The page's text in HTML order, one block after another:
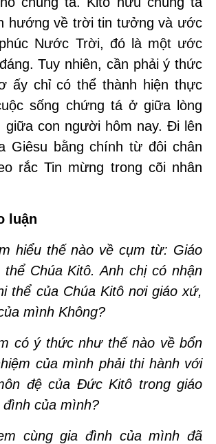
hướng về trời tin tưởng và ước
Nước Trời, đó là một ước
Tuy nhiên, cần phải ý thức
ấy chỉ có thể thành hiện thực
sống chứng tá ở giữa lòng
giữa con người hôm nay. Đi lên
Giêsu bằng chính từ đôi chân
rắc Tin mừng trong cõi nhân
luận
hiểu thế nào về cụm từ: Giáo
thể Chúa Kitô. Anh chị có nhận
thể của Chúa Kitô nơi giáo xứ,
mình Không?
có ý thức như thế nào về bổn
của mình phải thi hành với
đệ của Đức Kitô trong giáo
của mình?
cùng gia đình của mình đã